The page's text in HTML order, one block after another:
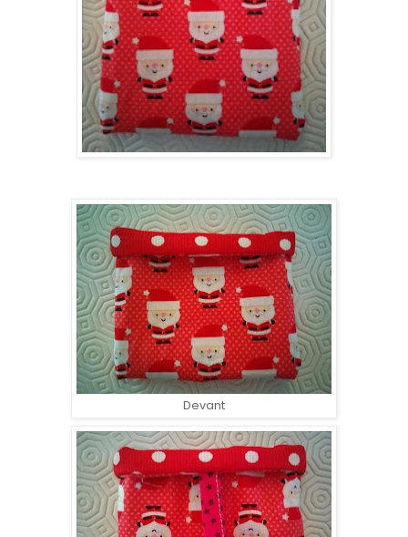
Devant